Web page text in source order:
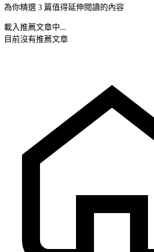
為你精選 3 篇值得延伸閱讀的內容
載入推薦文章中...
目前沒有推薦文章